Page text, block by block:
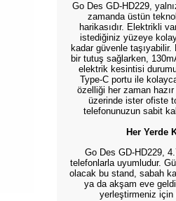
Go Des GD-HD229,
zamanda üstün
harikasıdır. Elektrikli
istediğiniz yüzeye
kadar güvenle
bir tutuş sağlarken,
elektrik kesintisi
Type-C portu ile
özelliği her zaman
üzerinde ister ofiste
telefonunuzun sabit
Her Yerde
Go Des GD-HD229,
telefonlarla uyumludur.
olacak bu stand, sabah
ya da akşam eve
yerleştirmeniz için